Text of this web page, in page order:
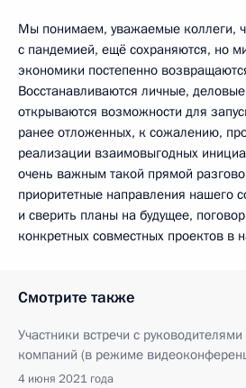
Мы понимаем, уважаемые коллеги,
с пандемией, ещё сохраняются, но
экономики постепенно
Восстанавливаются личные,
открываются возможности для
ранее отложенных, к сожалению,
реализации взаимовыгодных
очень важным такой прямой
приоритетные направления нашего
и сверить планы на будущее,
конкретных совместных проектов в
Смотрите также
Участники встречи с
компаний (в режиме
4 июня 2021 года